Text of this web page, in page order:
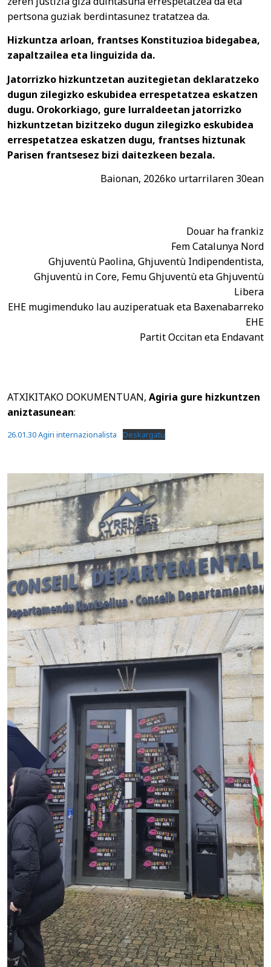
pertsona guziak berdintasunez tratatzea da.
Hizkuntza arloan, frantses Konstituzioa bidegabea,
zapaltzailea eta linguizida da.
Jatorrizko hizkuntzetan auzitegietan deklaratzeko
dugun zilegizko eskubidea errespetatzea eskatzen
dugu. Orokorkiago, gure lurraldeetan jatorrizko
hizkuntzetan bizitzeko dugun zilegizko eskubidea
errespetatzea eskatzen dugu, frantses hiztunak
Parisen frantsesez bizi daitezkeen bezala.
Baionan, 2026ko urtarrilaren 30ean
Douar ha frankiz
Fem Catalunya Nord
Ghjuventù Paolina, Ghjuventù Indipendentista,
Ghjuventù in Core, Femu Ghjuventù eta Ghjuventù
Libera
EHE mugimenduko lau auziperatuak eta Baxenabarreko
EHE
Partit Occitan eta Endavant
ATXIKITAKO DOKUMENTUAN, Agiria gure hizkuntzen
aniztasunean:
26.01.30 Agiri internazionalista Deskargatu